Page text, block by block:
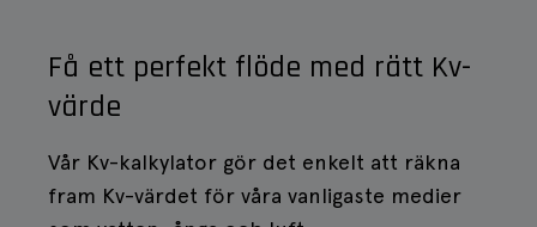
Få ett perfekt flöde med rätt Kv-
värde
Vår Kv-kalkylator gör det enkelt att räkna
fram Kv-värdet för våra vanligaste medier